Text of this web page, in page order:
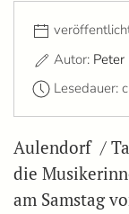
Autor: Peter
Lesedauer:
Aulendorf /
die
am Samstag